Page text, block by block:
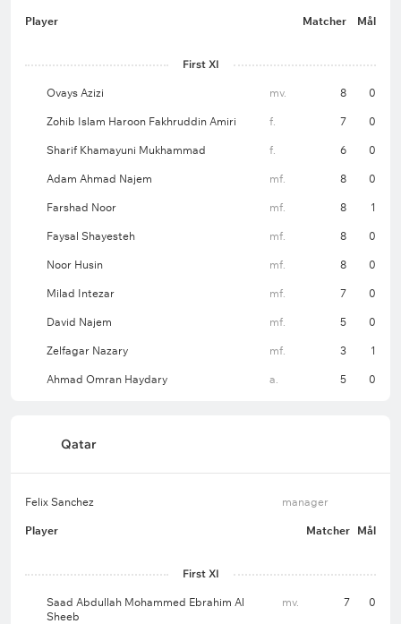
Player Matcher Mål
First XI
Ovays Azizi mv. 8 0
Zohib Islam Haroon Fakhruddin Amiri f. 7 0
Sharif Khamayuni Mukhammad f. 6 0
Adam Ahmad Najem mf. 8 0
Farshad Noor mf. 8 1
Faysal Shayesteh mf. 8 0
Noor Husin mf. 8 0
Milad Intezar mf. 7 0
David Najem mf. 5 0
Zelfagar Nazary mf. 3 1
Ahmad Omran Haydary a. 5 0
Qatar
Felix Sanchez manager
Player Matcher Mål
First XI
Saad Abdullah Mohammed Ebrahim Al
Sheeb
mv. 7 0